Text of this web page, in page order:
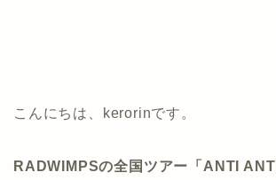
こんにちは、kerorinです。
RADWIMPSの全国ツアー「ANTI ANTI